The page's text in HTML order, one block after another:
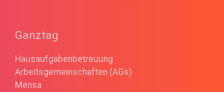
Ganztag
Hausaufgabenbetreuung
Arbeitsgemeinschaften (AGs)
Mensa